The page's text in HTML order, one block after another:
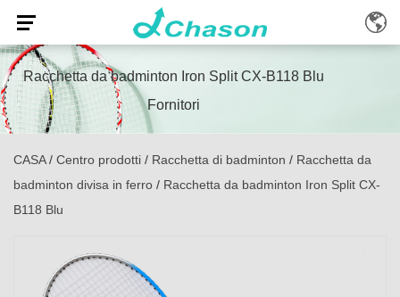
Racchetta da badminton Iron Split CX-B118 Blu
Fornitori
CASA/ Centro prodotti / Racchetta di badminton / Racchetta da
badminton divisa in ferro / Racchetta da badminton Iron Split CX-
B118 Blu